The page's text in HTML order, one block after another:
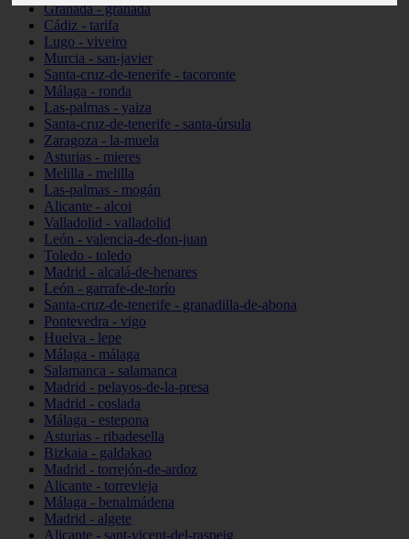
Granada - granada
Cádiz - tarifa
Lugo - viveiro
Murcia - san-javier
Santa-cruz-de-tenerife - tacoronte
Málaga - ronda
Las-palmas - yaiza
Santa-cruz-de-tenerife - santa-úrsula
Zaragoza - la-muela
Asturias - mieres
Melilla - melilla
Las-palmas - mogán
Alicante - alcoi
Valladolid - valladolid
León - valencia-de-don-juan
Toledo - toledo
Madrid - alcalá-de-henares
León - garrafe-de-torío
Santa-cruz-de-tenerife - granadilla-de-abona
Pontevedra - vigo
Huelva - lepe
Málaga - málaga
Salamanca - salamanca
Madrid - pelayos-de-la-presa
Madrid - coslada
Málaga - estepona
Asturias - ribadesella
Bizkaia - galdakao
Madrid - torrejón-de-ardoz
Alicante - torrevieja
Málaga - benalmádena
Madrid - algete
Alicante - sant-vicent-del-raspeig